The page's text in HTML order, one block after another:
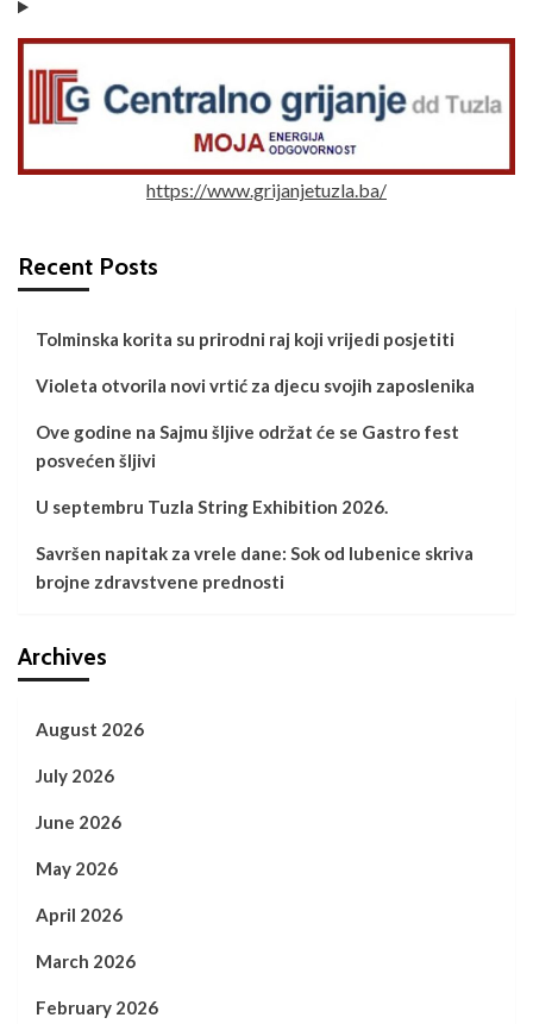
https://www.grijanjetuzla.ba/
Recent Posts
Tolminska korita su prirodni raj koji vrijedi posjetiti
Violeta otvorila novi vrtić za djecu svojih zaposlenika
Ove godine na Sajmu šljive održat će se Gastro fest
posvećen šljivi
U septembru Tuzla String Exhibition 2026.
Savršen napitak za vrele dane: Sok od lubenice skriva
brojne zdravstvene prednosti
Archives
August 2026
July 2026
June 2026
May 2026
April 2026
March 2026
February 2026